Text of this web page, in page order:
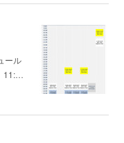
ール
11:…